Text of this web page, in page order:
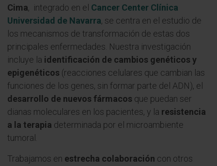
Cima, integrado en el Cancer Center Clínica
Universidad de Navarra, se centra en el estudio de
los mecanismos de transformación de estas dos
principales enfermedades. Nuestra investigación
incluye la identificación de cambios genéticos y
epigenéticos (reacciones celulares que cambian las
funciones de los genes, sin formar parte del ADN), el
desarrollo de nuevos fármacos que puedan ser
dianas moleculares en los pacientes, y la resistencia
a la terapia determinada por el microambiente
tumoral.
Trabajamos en estrecha colaboración con otros